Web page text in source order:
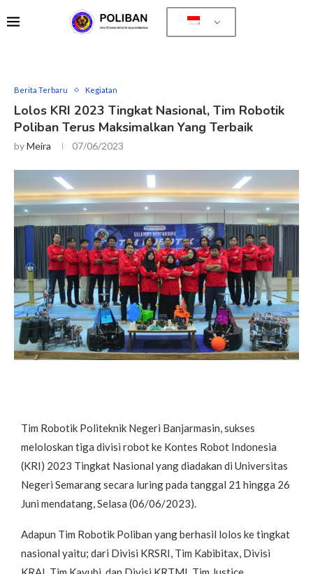
Berita Terbaru Kegiatan
Lolos KRI 2023 Tingkat Nasional, Tim Robotik
Poliban Terus Maksimalkan Yang Terbaik
byMeira 07/06/2023
Tim Robotik Politeknik Negeri Banjarmasin, sukses
meloloskan tiga divisi robot ke Kontes Robot Indonesia
(KRI) 2023 Tingkat Nasional yang diadakan di Universitas
Negeri Semarang secara luring pada tanggal 21 hingga 26
Juni mendatang, Selasa (06/06/2023).
Adapun Tim Robotik Poliban yang berhasil lolos ke tingkat
nasional yaitu; dari Divisi KRSRI, Tim Kabibitax, Divisi